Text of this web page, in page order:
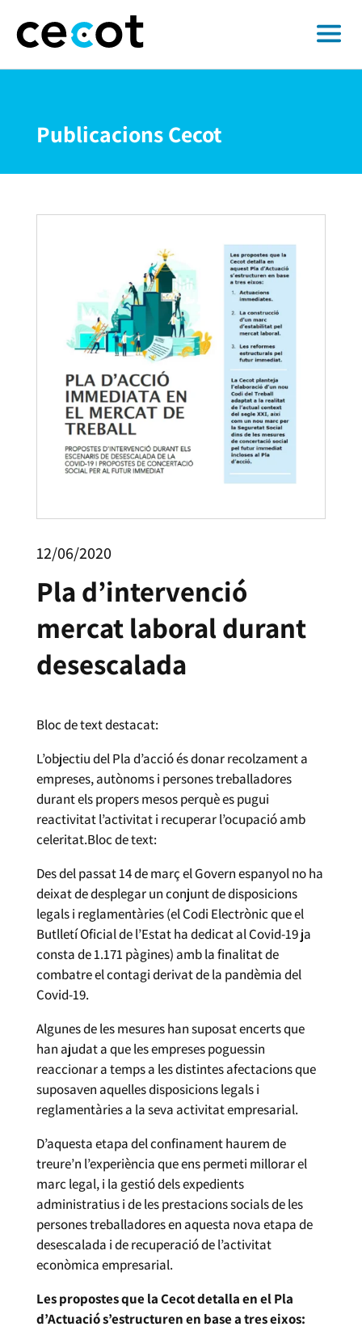
Publicacions Cecot
12/06/2020
Pla d’intervenció
mercat laboral durant
desescalada
Bloc de text destacat:
L’objectiu del Pla d’acció és donar recolzament a
empreses, autònoms i persones treballadores
durant els propers mesos perquè es pugui
reactivitat l’activitat i recuperar l’ocupació amb
celeritat.Bloc de text:
Des del passat 14 de març el Govern espanyol no ha
deixat de desplegar un conjunt de disposicions
legals i reglamentàries (el Codi Electrònic que el
Butlletí Oficial de l’Estat ha dedicat al Covid-19 ja
consta de 1.171 pàgines) amb la finalitat de
combatre el contagi derivat de la pandèmia del
Covid-19.
Algunes de les mesures han suposat encerts que
han ajudat a que les empreses poguessin
reaccionar a temps a les distintes afectacions que
suposaven aquelles disposicions legals i
reglamentàries a la seva activitat empresarial.
D’aquesta etapa del confinament haurem de
treure’n l’experiència que ens permeti millorar el
marc legal, i la gestió dels expedients
administratius i de les prestacions socials de les
persones treballadores en aquesta nova etapa de
desescalada i de recuperació de l’activitat
econòmica empresarial.
Les propostes que la Cecot detalla en el Pla
d’Actuació s’estructuren en base a tres eixos: